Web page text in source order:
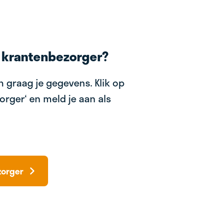
graag je gegevens. Klik op
en meld je aan als